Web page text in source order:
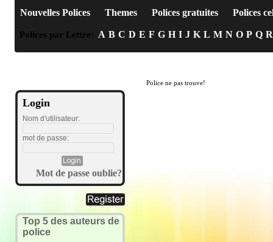
Nouvelles Polices Themes Polices gratuites Polices
Polices par Lettre: A B C D E F G H I J K L M N O P Q R
Login
Nom d'utilisateur:
mot de passe:
Mot de passe oublie?
Top 5 des auteurs de
police
Police ne pas trouve!